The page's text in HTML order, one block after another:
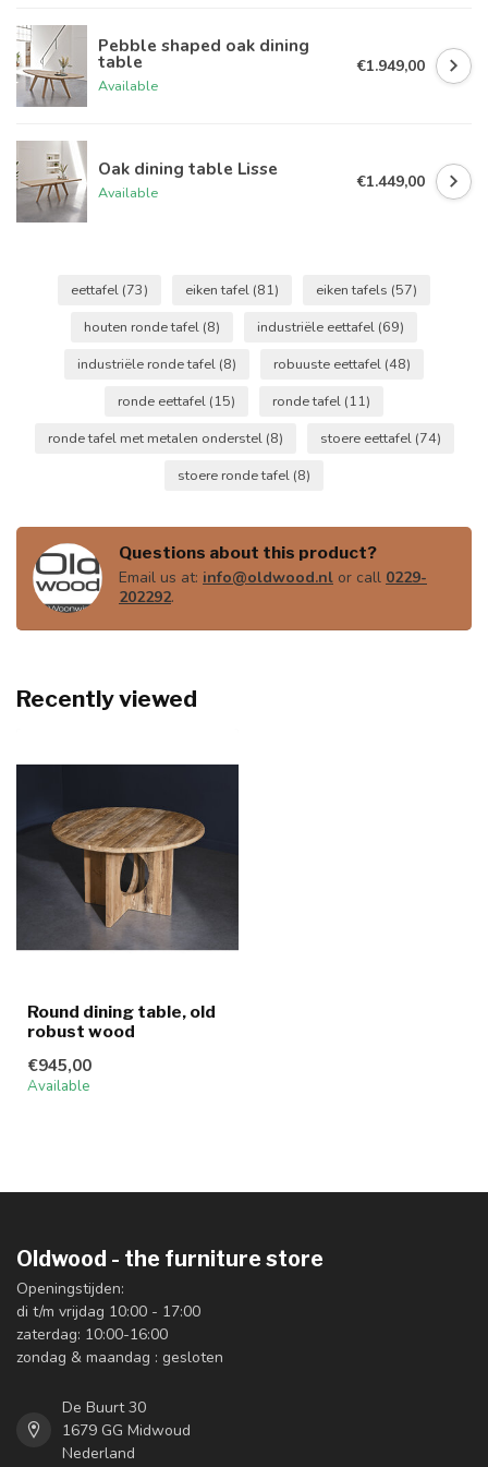
Pebble shaped oak dining
table
Available
€1.949,00
Oak dining table Lisse
Available
€1.449,00
eettafel (73) eiken tafel (81) eiken tafels (57)
houten ronde tafel (8) industriële eettafel (69)
industriële ronde tafel (8) robuuste eettafel (48)
ronde eettafel (15) ronde tafel (11)
ronde tafel met metalen onderstel (8) stoere eettafel (74)
stoere ronde tafel (8)
Questions about this product?
Email us at: info@oldwood.nl or call 0229-
202292.
Recently viewed
Round dining table, old
robust wood
€945,00
Available
Oldwood - the furniture store
Openingstijden:
di t/m vrijdag 10:00 - 17:00
zaterdag: 10:00-16:00
zondag & maandag : gesloten
De Buurt 30
1679 GG Midwoud
Nederland